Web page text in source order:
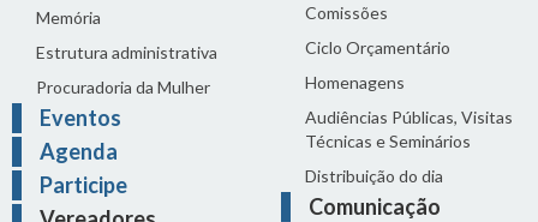
Memória
Estrutura administrativa
Procuradoria da Mulher
Eventos
Agenda
Participe
Comissões
Ciclo Orçamentário
Homenagens
Audiências Públicas, Visitas
Técnicas e Seminários
Distribuição do dia
Comunicação